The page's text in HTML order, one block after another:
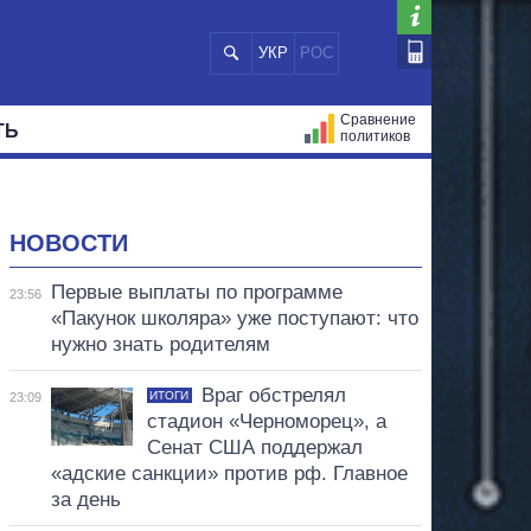
УКР РОС
Сравнение
политиков
НОВОСТИ
23:56
Первые выплаты по программе
«Пакунок школяра» уже поступают: что
нужно знать родителям
23:09 ИТОГИ
Враг обстрелял
стадион «Черноморец», а
Сенат США поддержал
«адские санкции» против рф. Главное
за день